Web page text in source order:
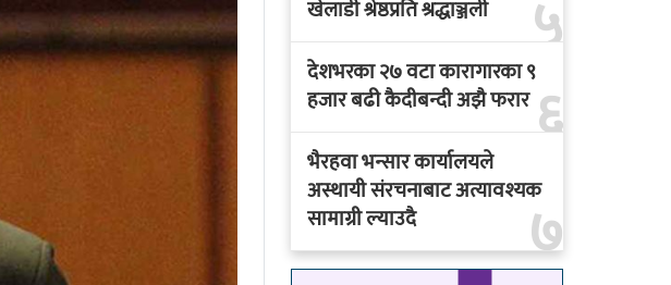
५
खेलाडी श्रेष्ठप्रति श्रद्धाञ्जली
६
देशभरका २७ वटा कारागारका ९
हजार बढी कैदीबन्दी अझै फरार
७
भैरहवा भन्सार कार्यालयले
अस्थायी संरचनाबाट अत्यावश्यक
सामाग्री ल्याउदै